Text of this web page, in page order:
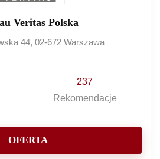
Veritas Polska
44, 02-672 Warszawa
237
Rekomendacje
OFERTA